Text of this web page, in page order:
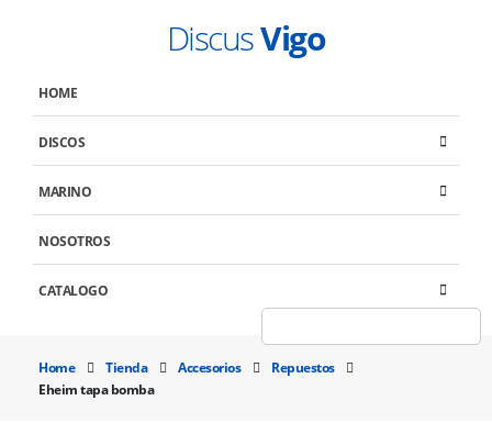
DiscusVigo
HOME
DISCOS
MARINO
NOSOTROS
CATALOGO
Home Tienda Accesorios
Repuestos
Eheim tapa bomba